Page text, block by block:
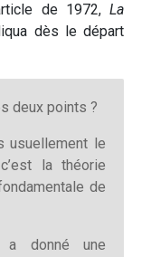
de 1972, La
dès le départ
deux points ?
usuellement le
la théorie
de
a donné une